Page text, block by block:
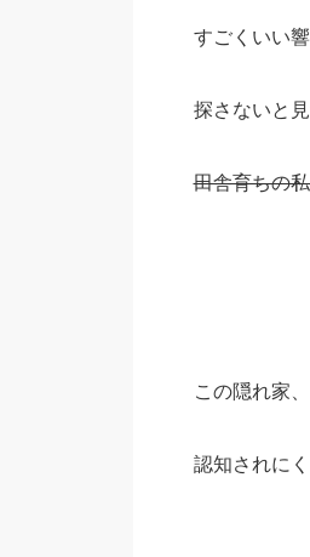
すごくいい
探さないと
田舎育ちの
この隠れ家
認知されに